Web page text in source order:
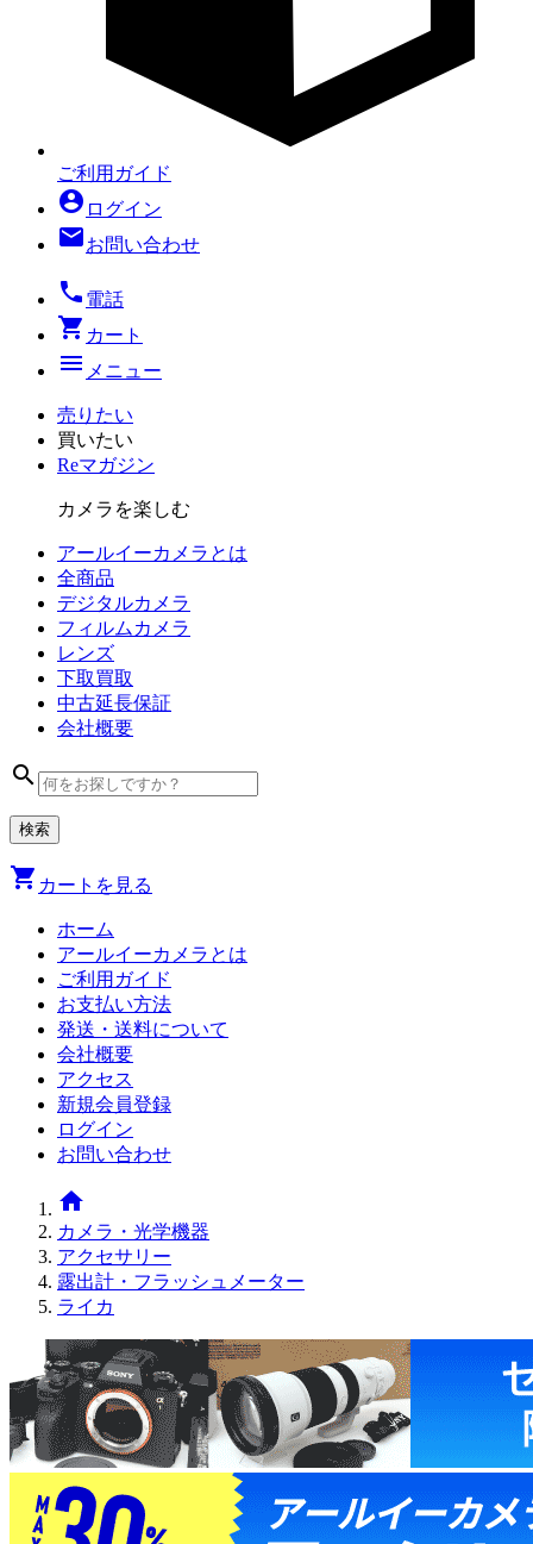
ご利用ガイド
account_circle ログイン
mailお問い合わせ
local_phone 電話
shopping_cart カート
menu メニュー
売りたい
買いたい
Reマガジン
カメラを楽しむ
アールイーカメラとは
全商品
デジタルカメラ
フィルム カメラ
レンズ
下取買取
中古延長保証
会社概要
search
shopping_cart カートを見る
ホーム
アールイーカメラとは
ご利用ガイド
お支払い方法
発送・送料について
会社概要
アクセス
新規会員登録
ログイン
お問い合わせ
home
カメラ・光学機器
アクセサリー
露出計・フラッシュメーター
ライカ